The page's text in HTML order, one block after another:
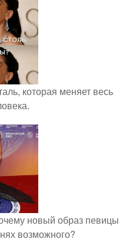
которая меняет весь
новый образ певицы
возможного?